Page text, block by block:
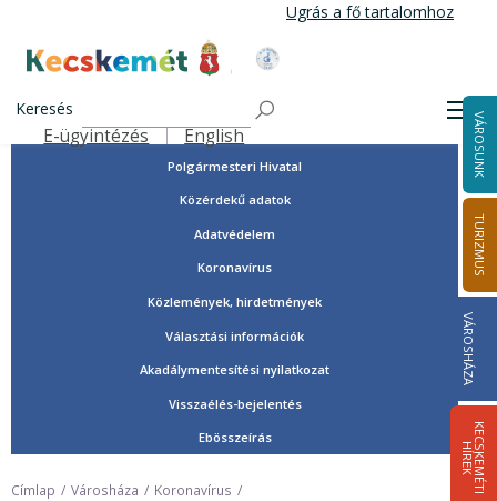
tartalomra
Ugrás a fő tartalomhoz
Kecskemét Város Honlapja
Keresés
Felső navigáció
E-ügyintézés English VÁROSUNK
TURIZMUS
VÁROSHÁZA
K
E
C
S
K
E
M
É
T
I
HÍ
R
E
K
Tisztségviselők, képviselők
Országgyűlési képviselők
Önkormányzat
Polgármesteri Hivatal
Közérdekű adatok
Adatvédelem
Koronavírus
Közlemények, hirdetmények
Választási információk
Akadálymentesítési nyilatkozat
Visszaélés-bejelentés
Ebösszeírás
Címlap Városháza Koronavírus